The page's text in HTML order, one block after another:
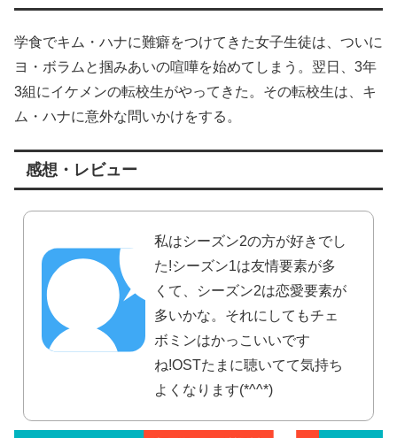
学食でキム・ハナに難癖をつけてきた女子生徒は、ついに
ヨ・ボラムと掴みあいの喧嘩を始めてしまう。翌日、3年
3組にイケメンの転校生がやってきた。その転校生は、キ
ム・ハナに意外な問いかけをする。
感想・レビュー
私はシーズン2の方が好きでし
た!シーズン1は友情要素が多
くて、シーズン2は恋愛要素が
多いかな。それにしてもチェ
ボミンはかっこいいです
ね!OSTたまに聴いてて気持ち
よくなります(*^^*)